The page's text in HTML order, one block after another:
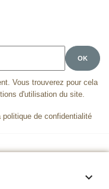
Vous trouverez pour cela
d'utilisation du site.
de confidentialité
